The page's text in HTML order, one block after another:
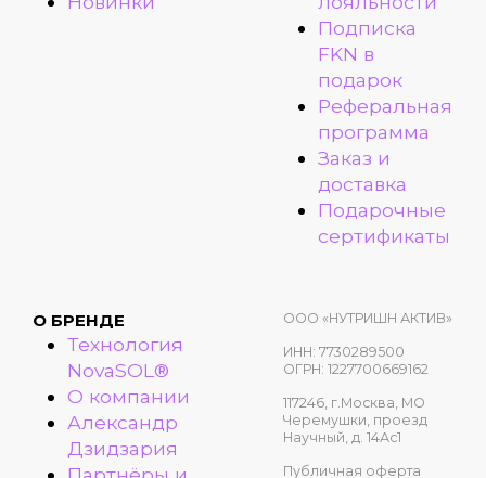
Подписка
FKN в
подарок
Реферальная
программа
Заказ и
доставка
Подарочные
сертификаты
О БРЕНДЕ
Технология
NovaSOL®
О компании
Александр
Дзидзария
ООО «НУТРИШН АКТИВ»
ИНН: 7730289500
ОГРН: 1227700669162
117246, г.Москва, МО
Черемушки, проезд
Научный, д. 14Ас1
Публичная оферта